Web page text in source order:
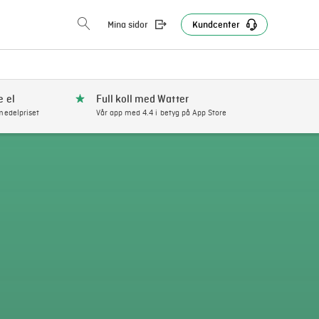
Mina sidor Kundcenter
el Full koll med Watter
Vår app med 4.4 i betyg på App Store